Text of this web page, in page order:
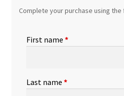
Complete your purchase using the
First name *
Last name *